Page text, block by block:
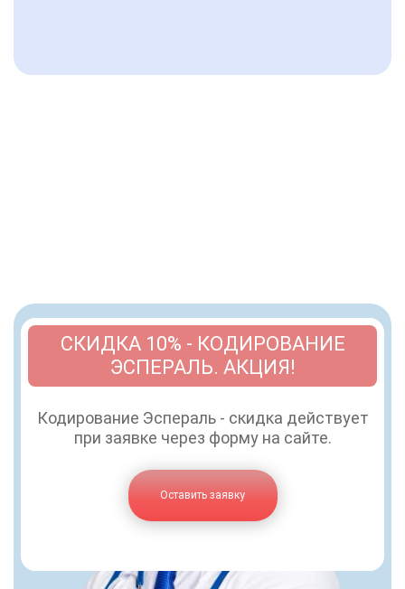
СКИДКА 10% - КОДИРОВАНИЕ
ЭСПЕРАЛЬ. АКЦИЯ!
Кодирование Эспераль - скидка действует
при заявке через форму на сайте.
Оставить заявку